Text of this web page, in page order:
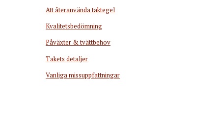
Att återanvända taktegel
Kvalitetsbedömning
Påväxter & tvättbehov
Takets detaljer
Vanliga missuppfattningar